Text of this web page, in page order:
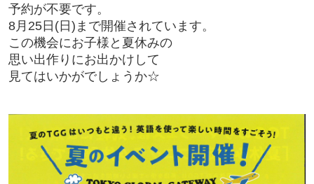
予約が不要です。
8月25日(日)まで開催されています。
この機会にお子様と夏休みの
思い出作りにお出かけして
見てはいかがでしょうか☆